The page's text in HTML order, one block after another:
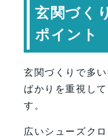
玄関づく
ポイント
玄関づくりで多
ばかりを重視し
す。
広いシューズク